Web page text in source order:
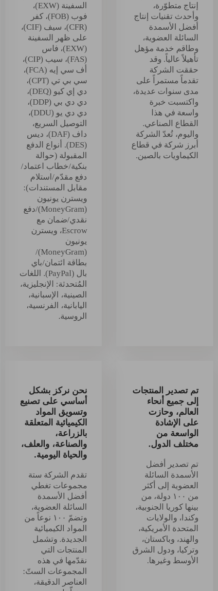
إنتاج متطوّرة،
وأحدث تقنيات إنتاج
أفضل الأسمدة
السائلة العضوية،
وطاقم خدمة مؤهل
تأهيلاً عالياً. وقد
حققت الشركة
تقدماً مستمراً على
مدى سنوات عديدة،
واكتسبت خبرة
واسعة في هذا
القطاع الصناعي.
واليوم، تُعدّ الشركة
أبرز شركة في قطاع
الكيماويات بالصين.
السفينة (EXW)،
فوب (FOB)، كفر
(CFR)، سيف (CIF)،
على ظهر السفينة
(EXW)، فاس
(FAS)، سيب (CIP)،
أف سي إيه (FCA)،
سي بي تي (CPT)،
دي إي كيو (DEQ)،
دي دي بي (DDP)،
دي دي يو (DDU)،
التوصيل السريع،
داف (DAF)، ديس
(DES). أنواع الدفع
المقبولة (حوالة
بنكية/خطاب اعتماد/
دفع مقدّم/استلام
مقابل المستندات):
ويسترن يونيون
(MoneyGram)/دفع
نقدي/ضمان مع
Escrow، ويسترن
يونيون
(MoneyGram)/
بطاقة ائتمان/باي
بال (PayPal). اللغات
المُتحدثة: الإنجليزية،
الصينية، الإسبانية،
اليابانية، الفرنسية،
الروسية.
تم تصدير المنتجات
إلى جميع أنحاء
العالم، وحازت
على الإشادة
الواسعة من
مختلف الدول.
تم تصدير أفضل
الأسمدة السائلة
العضوية إلى أكثر
من ١٠٠ دولة، من
بينها كوريا الجنوبية،
وكندا، والولايات
المتحدة الأمريكية،
والهند، وباكستان،
وتركيا، ودول الشرق
الأوسط وغيرها.
نحن نركز بشكل
أساسي على تصنيع
وتسويق المواد
الكيميائية المتعلقة
بالزراعة،
والصناعة، والعلف،
والحياة اليومية.
تقدم الشركة ستة
مجموعات تغطي
أفضل الأسمدة
السائلة العضوية،
وتضمّ ١٠٠ نوعاً من
المواد الكيميائية
الجديدة. وتشمل
المنتجات التي
نقدّمها في هذه
المجموعات الستّ:
العناصر الدقيقة،